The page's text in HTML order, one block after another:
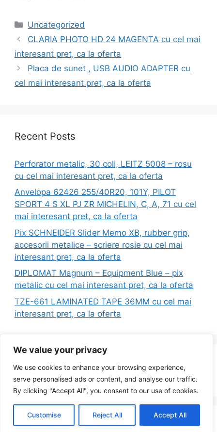
We value your privacy
We use cookies to enhance your browsing experience,
serve personalised ads or content, and analyse our traffic.
By clicking "Accept All", you consent to our use of cookies.
Customise Reject All Accept All
Categories
Uncategorized
CLARIA PHOTO HD 24 MAGENTA cu cel mai
interesant pret, ca la oferta
Placa de sunet , USB AUDIO ADAPTER cu
cel mai interesant pret, ca la oferta
Recent Posts
Perforator metalic, 30 coli, LEITZ 5008 – rosu
cu cel mai interesant pret, ca la oferta
Anvelopa 62426 255/40R20, 101Y, PILOT
SPORT 4 S XL PJ ZR MICHELIN, C, A, 71 cu cel
mai interesant pret, ca la oferta
Pix SCHNEIDER Slider Memo XB, rubber grip,
accesorii metalice – scriere rosie cu cel mai
interesant pret, ca la oferta
DIPLOMAT Magnum – Equipment Blue – pix
metalic cu cel mai interesant pret, ca la oferta
TZE-661 LAMINATED TAPE 36MM cu cel mai
interesant pret, ca la oferta
Search
for:
© 2026 Redus la Simplu• Built with GeneratePress